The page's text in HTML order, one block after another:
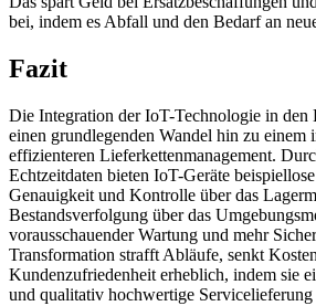
bei, indem es Abfall und den Bedarf an
Fazit
Die Integration der IoT-Technologie in den
einen grundlegenden Wandel hin zu einem
effizienteren Lieferkettenmanagement.
Echtzeitdaten bieten IoT-Geräte
Genauigkeit und Kontrolle über das
Bestandsverfolgung über das
vorausschauender Wartung und mehr
Transformation strafft Abläufe, senkt
Kundenzufriedenheit erheblich, indem sie
und qualitativ hochwertige Servicelieferung